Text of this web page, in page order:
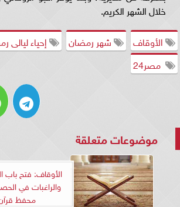
خلال الشهر الكريم.
الأوقاف
شهر رمضان إحياء ليالى
‏ مصر24
موضوعات متعلقة
الأوقاف: فتح باب
والراغبات في
محفظ